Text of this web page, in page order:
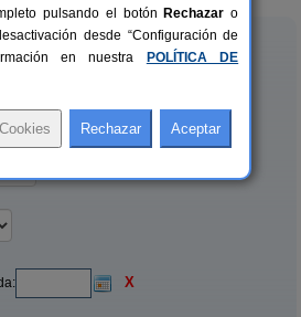
X
pulsando el botón Rechazar o
desde “Configuración de
en nuestra
POLÍTICA DE